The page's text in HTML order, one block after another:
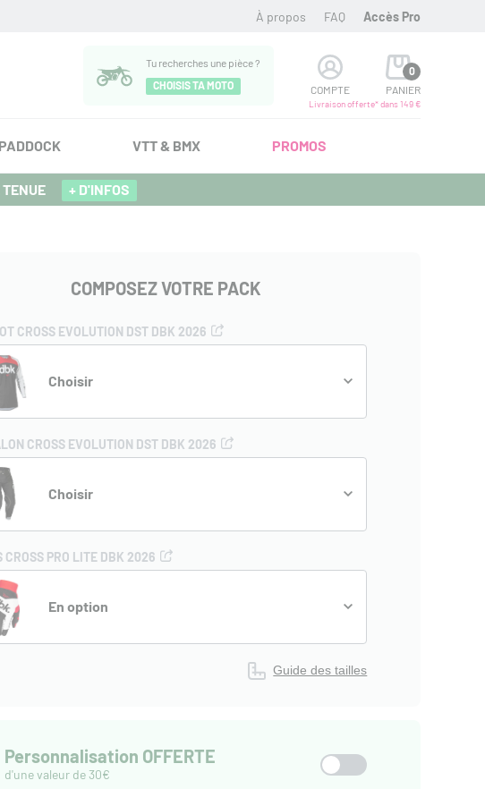
À propos FAQ Accès Pro
Tu recherches une pièce ?
CHOISIS TA MOTO
COMPTE
0
PANIER
Livraison offerte* dans 149 €
PADDOCK VTT & BMX PROMOS
+ D'INFOS
COMPOSEZ VOTRE PACK
CROSS EVOLUTION DST DBK 2026
Choisir
CROSS EVOLUTION DST DBK 2026
Choisir
CROSS PRO LITE DBK 2026
En option
Guide des tailles
Personnalisation OFFERTE
d'une valeur de 30€